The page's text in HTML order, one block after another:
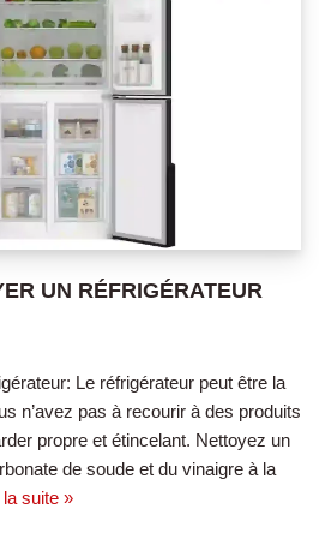
UN RÉFRIGÉRATEUR
Le réfrigérateur peut être la
n’avez pas à recourir à des produits
propre et étincelant. Nettoyez un
de soude et du vinaigre à la
la suite »